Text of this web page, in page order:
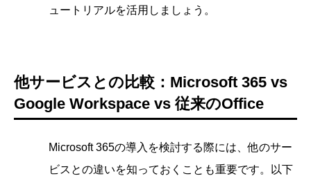
ュートリアルを活用しましょう。
他サービスとの比較：Microsoft 365 vs
Google Workspace vs 従来のOffice
Microsoft 365の導入を検討する際には、他のサー
ビスとの違いを知っておくことも重要です。以下